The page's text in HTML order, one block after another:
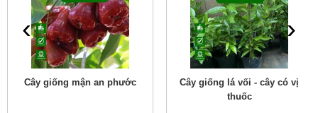
Cây giống mận an phước
Cây giống lá vối - cây có vị
thuốc
‹ ›